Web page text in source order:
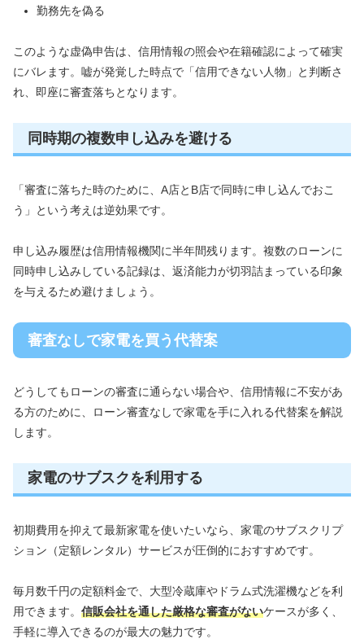
勤務先を偽る
このような虚偽申告は、信用情報の照会や在籍確認によって確実
にバレます。嘘が発覚した時点で「信用できない人物」と判断さ
れ、即座に審査落ちとなります。
同時期の複数申し込みを避ける
「審査に落ちた時のために、A店とB店で同時に申し込んでおこ
う」という考えは逆効果です。
申し込み履歴は信用情報機関に半年間残ります。複数のローンに
同時申し込みしている記録は、返済能力が切羽詰まっている印象
を与えるため避けましょう。
審査なしで家電を買う代替案
どうしてもローンの審査に通らない場合や、信用情報に不安があ
る方のために、ローン審査なしで家電を手に入れる代替案を解説
します。
家電のサブスクを利用する
初期費用を抑えて最新家電を使いたいなら、家電のサブスクリプ
ション（定額レンタル）サービスが圧倒的におすすめです。
毎月数千円の定額料金で、大型冷蔵庫やドラム式洗濯機などを利
用できます。 信販会社を通した厳格な審査がないケースが多く、
手軽に導入できるのが最大の魅力です。